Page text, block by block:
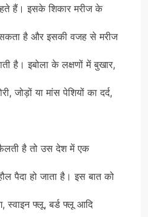
हैं। इसके शिकार मरीज के
है और इसकी वजह से मरीज
है। इबोला के लक्षणों में बुखार,
जोड़ों या मांस पेशियों का दर्द,
है तो उस देश में एक
पैदा हो जाता है। इस बात को
स्वाइन फ्लू, बर्ड फ्लू आदि